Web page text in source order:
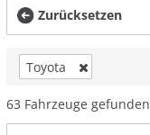
Zurücksetzen
Toyota
63 Fahrzeuge gefunden